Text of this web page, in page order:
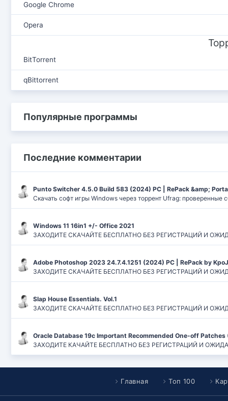
Google Chrome
Opera
BitTorrent
qBittorrent
Популярные программы
Последние комментарии
Punto Switcher 4.5.0 Build 583 (2024) РС | RePack &amp;
Скачать софт игры Windows через торрент Ufrag: проверенные
Windows 11 16in1 +/- Office 2021
ЗАХОДИТЕ СКАЧАЙТЕ БЕСПЛАТНО БЕЗ РЕГИСТРАЦИЙ И
Adobe Photoshop 2023 24.7.4.1251 (2024) PC | RePack by
ЗАХОДИТЕ СКАЧАЙТЕ БЕСПЛАТНО БЕЗ РЕГИСТРАЦИЙ И
Slap House Essentials. Vol.1
ЗАХОДИТЕ СКАЧАЙТЕ БЕСПЛАТНО БЕЗ РЕГИСТРАЦИЙ И
Oracle Database 19c Important Recommended One-off Patches
ЗАХОДИТЕ КАЧАЙТЕ БЕСПЛАТНО БЕЗ РЕГИСТРАЦИЙ И
Главная Топ 100